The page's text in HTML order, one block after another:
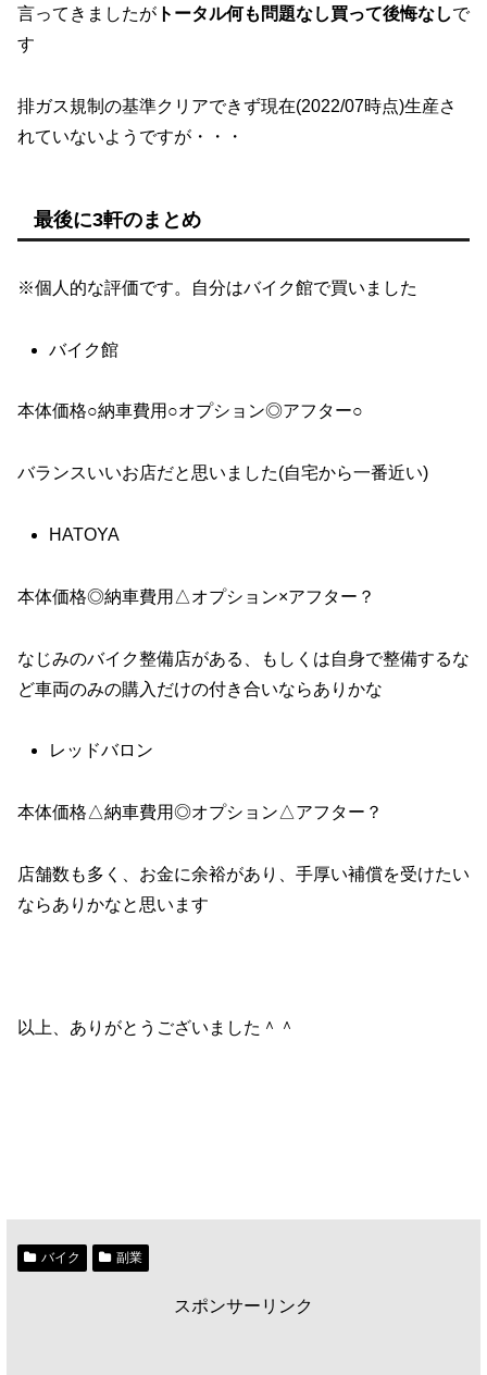
言ってきましたが トータル何も問題なし買って後悔なしで
す
排ガス規制の基準クリアできず現在(2022/07時点)生産さ
れていないようですが・・・
最後に3軒のまとめ
※個人的な評価です。自分はバイク館で買いました
バイク館
本体価格○納車費用○オプション◎アフター○
バランスいいお店だと思いました(自宅から一番近い)
HATOYA
本体価格◎納車費用△オプション×アフター？
なじみのバイク整備店がある、もしくは自身で整備するな
ど車両のみの購入だけの付き合いならありかな
レッドバロン
本体価格△納車費用◎オプション△アフター？
店舗数も多く、お金に余裕があり、手厚い補償を受けたい
ならありかなと思います
以上、ありがとうございました＾＾
バイク 副業
スポンサーリンク